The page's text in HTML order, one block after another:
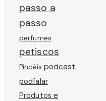
passo a
passo
perfumes
petiscos
Pincéis podcast
podfalar
Produtos e